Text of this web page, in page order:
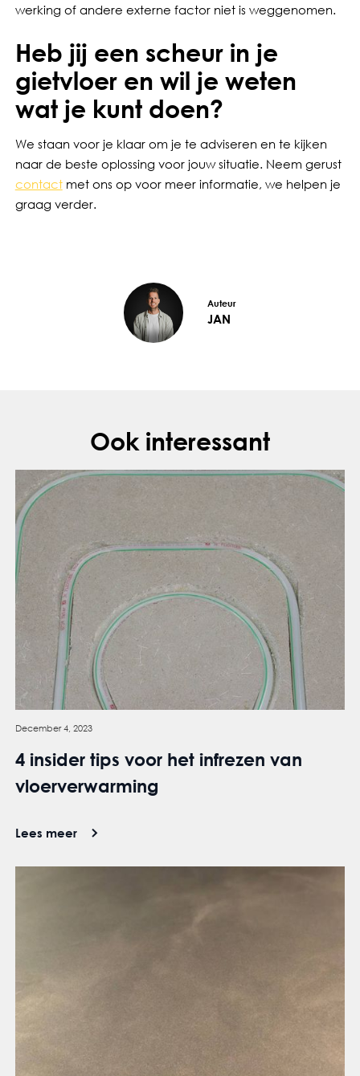
werking of andere externe factor niet is weggenomen.
Heb jij een scheur in je
gietvloer en wil je weten
wat je kunt doen?
We staan voor je klaar om je te adviseren en te kijken
naar de beste oplossing voor jouw situatie. Neem gerust
contactmet ons op voor meer informatie, we helpen je
graag verder.
Auteur
JAN
Ook interessant
December 4, 2023
4 insider tips voor het infrezen van
vloerverwarming
Lees meer